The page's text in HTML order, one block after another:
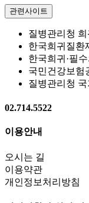
관련사이트
질병관리청
한국희귀질환
한국희귀·필
국민건강보험
질병관리청
02.714.5522
이용안내
오시는 길
이용약관
개인정보처리방침